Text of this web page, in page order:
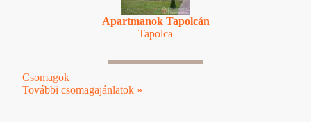
Apartmanok Tapolcán
Tapolca
Csomagok
További csomagajánlatok »